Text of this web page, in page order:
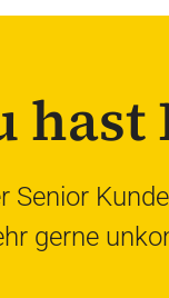
hast
Senior
gerne